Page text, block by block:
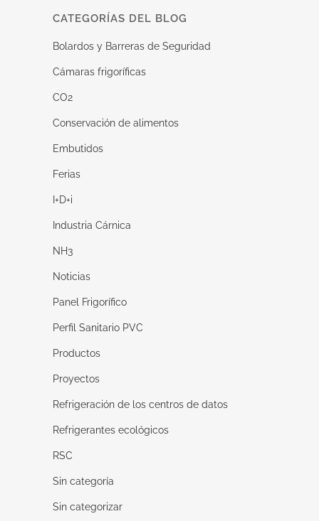
CATEGORÍAS DEL BLOG
Bolardos y Barreras de Seguridad
Cámaras frigoríficas
CO2
Conservación de alimentos
Embutidos
Ferias
I+D+i
Industria Cárnica
NH3
Noticias
Panel Frigorífico
Perfil Sanitario PVC
Productos
Proyectos
Refrigeración de los centros de datos
Refrigerantes ecológicos
RSC
Sin categoría
Sin categorizar